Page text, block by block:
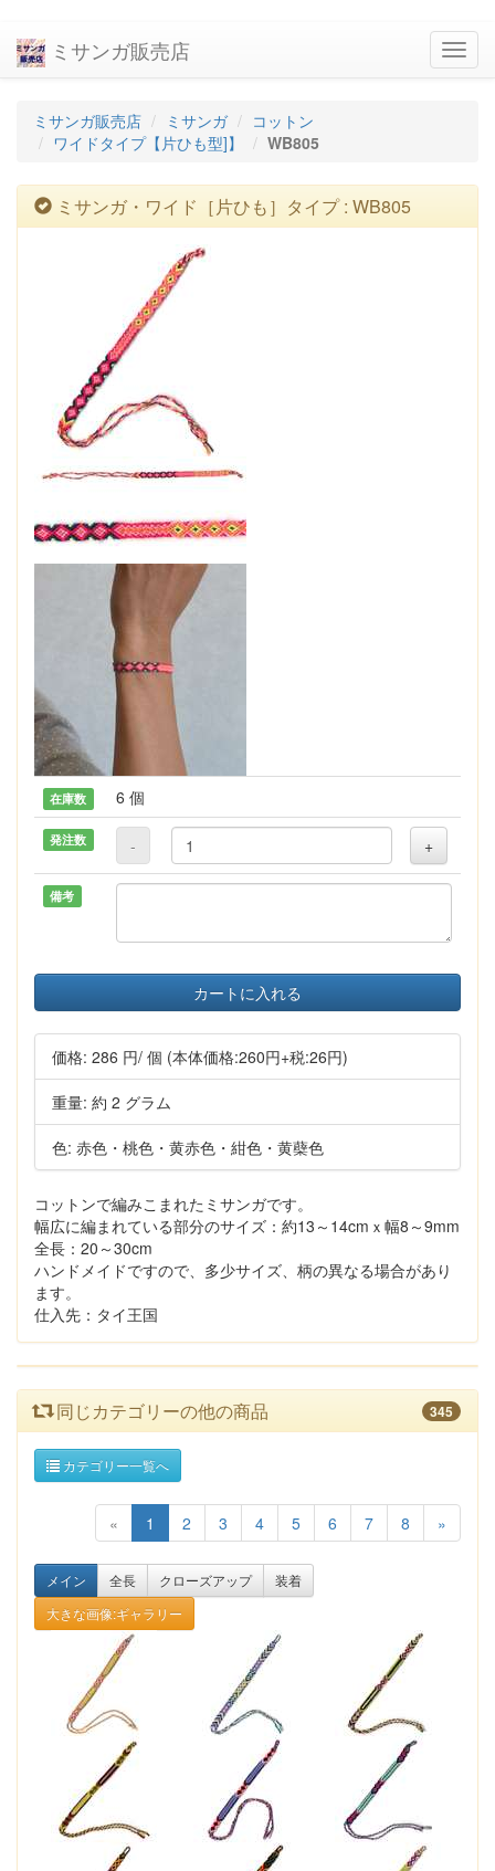
ミサンガ販売店
ミサンガ販売店 ミサンガ
コットン
ワイドタイプ【片ひも型]】
WB805
ミサンガ・ワイド［片ひも］タイプ : WB805
在庫数 6 個
発注数 - +
備考
カートに入れる
価格: 286 円/ 個 (本体価格:260円+税:26円)
重量: 約 2 グラム
色: 赤色・桃色・黄赤色・紺色・黄蘗色
コットンで編みこまれたミサンガです。
幅広に編まれている部分のサイズ：約13～14cmｘ幅8～9mm
全長：20～30cm
ハンドメイドですので、多少サイズ、柄の異なる場合があり
ます。
仕入先：タイ王国
同じカテゴリーの他の商品 345
カテゴリー一覧へ
« 1 2 3 4 5 6 7 8 »
メイン 全長 クローズアップ
装着
大きな画像:ギャラリー